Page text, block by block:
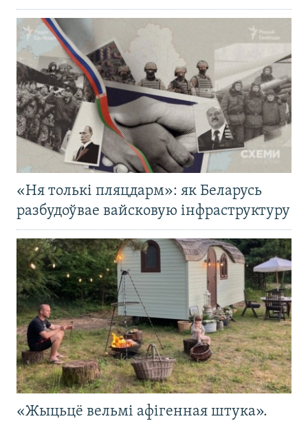
«Ня толькі пляцдарм»: як Беларусь
разбудоўвае вайсковую інфраструктуру
«Жыцьцё вельмі афігенная штука».